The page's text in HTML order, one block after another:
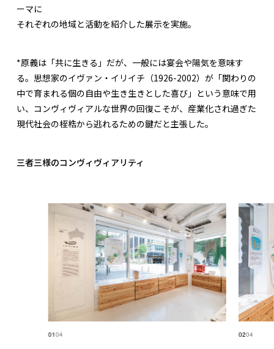
ーマに
それぞれの地域と活動を紹介した展示を実施。
*原義は「共に生きる」だが、一般には宴会や陽気を意味す
る。思想家のイヴァン・イリイチ（1926-2002）が「関わりの
中で育まれる個の自由や生き生きとした喜び」という意味で用
い、コンヴィヴィアルな世界の回復こそが、産業化され過ぎた
現代社会の桎梏から逃れるための鍵だと主張した。
三者三様のコンヴィヴィアリティ
0104 0204